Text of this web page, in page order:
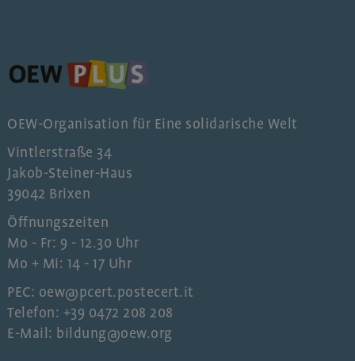
OEW-Organisation für Eine solidarische Welt
Vintlerstraße 34
Jakob-Steiner-Haus
39042 Brixen
Öffnungszeiten
Mo - Fr: 9 - 12.30 Uhr
Mo + Mi: 14 - 17 Uhr
PEC: oew@pcert.postecert.it
Telefon: +39 0472 208 208
E-Mail: bildung@oew.org